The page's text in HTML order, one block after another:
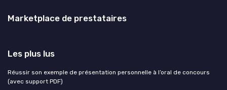
Marketplace de prestataires
Les plus lus
Réussir son exemple de présentation personnelle à l’oral de concours
(avec support PDF)